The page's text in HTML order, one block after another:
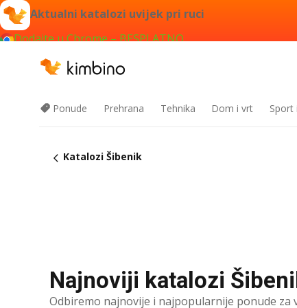
Aktualni katalozi uvijek pri ruci
Dodajte u Chrome – BESPLATNO
Ponude Prehrana Tehnika Dom i vrt Sport
Katalozi Šibenik
Najnoviji katalozi
Odbiremo najnovije i najpopularnije ponude za